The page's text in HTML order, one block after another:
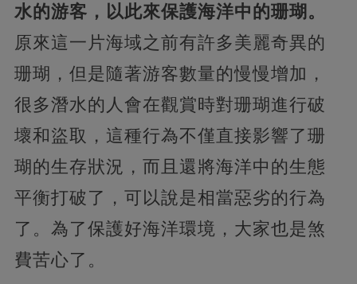
水的游客，以此來保護海洋中的珊瑚。
原來這一片海域之前有許多美麗奇異的
珊瑚，但是隨著游客數量的慢慢增加，
很多潛水的人會在觀賞時對珊瑚進行破
壞和盜取，這種行為不僅直接影響了珊
瑚的生存狀況，而且還將海洋中的生態
平衡打破了，可以說是相當惡劣的行為
了。為了保護好海洋環境，大家也是煞
費苦心了。